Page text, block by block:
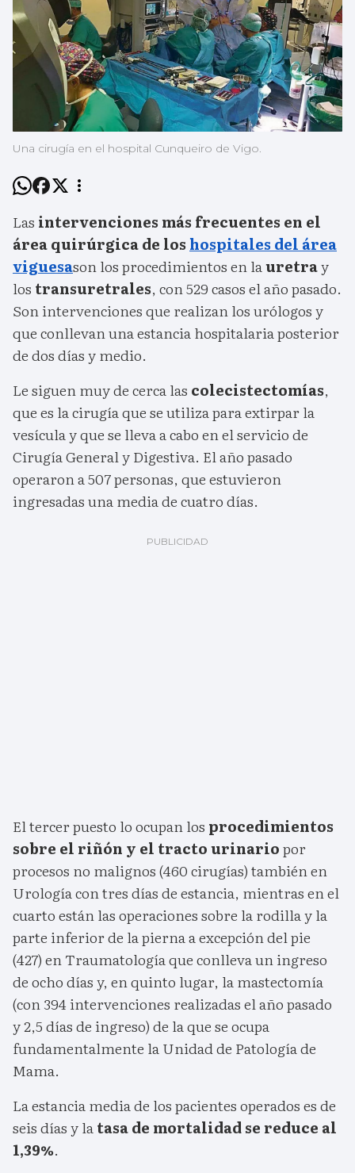
Una cirugía en el hospital Cunqueiro de Vigo.
Las intervenciones más frecuentes en el
área quirúrgica de los hospitales del área
viguesason los procedimientos en lauretray
los transuretrales, con 529 casos el año pasado.
Son intervenciones que realizan los urólogos y
que conllevan una estancia hospitalaria posterior
de dos días y medio.
Le siguen muy de cerca las colecistectomías,
que es la cirugía que se utiliza para extirpar la
vesícula y que se lleva a cabo en el servicio de
Cirugía General y Digestiva. El año pasado
operaron a 507 personas, que estuvieron
ingresadas una media de cuatro días.
El tercer puesto lo ocupan los procedimientos
sobre el riñón y el tracto urinariopor
procesos no malignos (460 cirugías) también en
Urología con tres días de estancia, mientras en el
cuarto están las operaciones sobre la rodilla y la
parte inferior de la pierna a excepción del pie
(427) en Traumatología que conlleva un ingreso
de ocho días y, en quinto lugar, la mastectomía
(con 394 intervenciones realizadas el año pasado
y 2,5 días de ingreso) de la que se ocupa
fundamentalmente la Unidad de Patología de
Mama.
La estancia media de los pacientes operados es de
seis días y latasa de mortalidad se reduce al
1,39%.